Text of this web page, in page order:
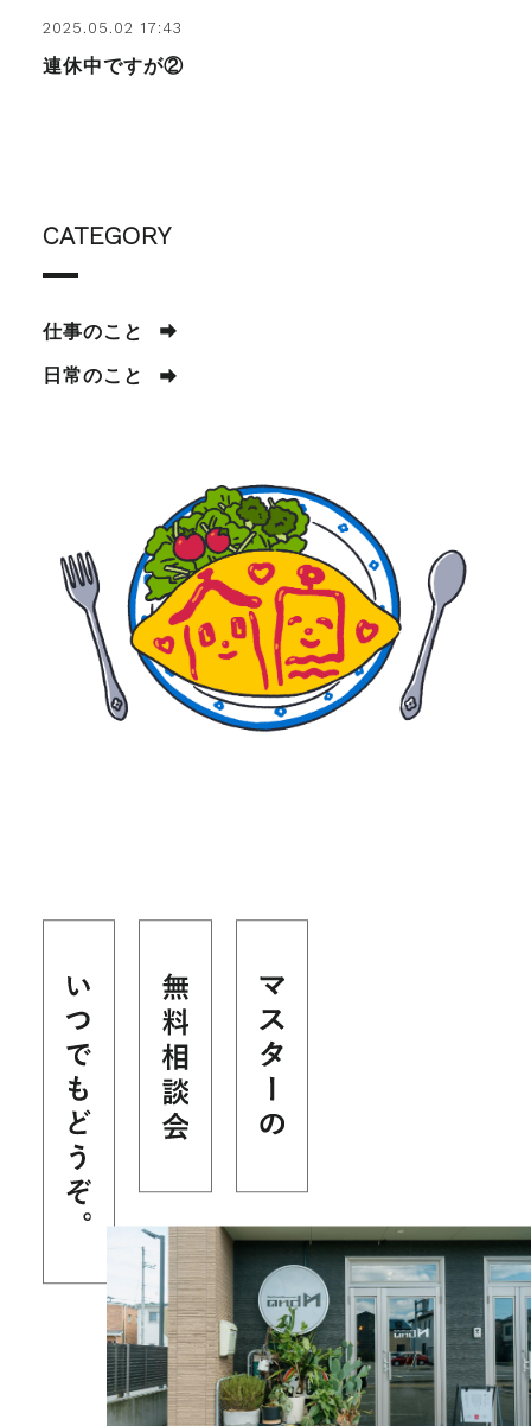
2025.05.02 17:43
連休中ですが②
CATEGORY
仕事のこと
日常のこと